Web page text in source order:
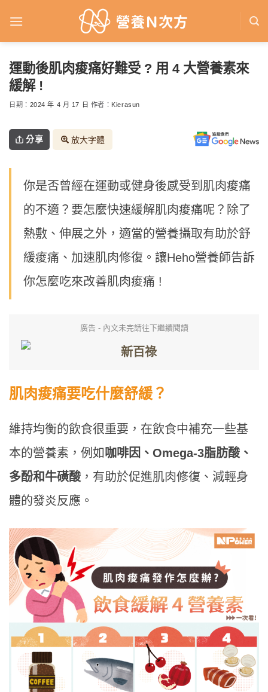
運動後肌肉痠痛好難受 ? 用 4 大營養素來
緩解 !
日期： 2024 年 4 月 17 日 作者： Kierasun
分享 放大字體
你是否曾經在運動或健身後感受到肌肉痠痛
的不適？要怎麼快速緩解肌肉痠痛呢？除了
熱敷、伸展之外，適當的營養攝取有助於舒
緩痠痛、加速肌肉修復。讓Heho營養師告訴
你怎麼吃來改善肌肉痠痛 !
廣告 - 內文未完請往下繼續閱讀
肌肉痠痛要吃什麼舒緩？
維持均衡的飲食很重要，在飲食中補充一些基
本的營養素，例如咖啡因、Omega-3脂肪酸、
多酚和牛磺酸 ，有助於促進肌肉修復、減輕身
體的發炎反應。